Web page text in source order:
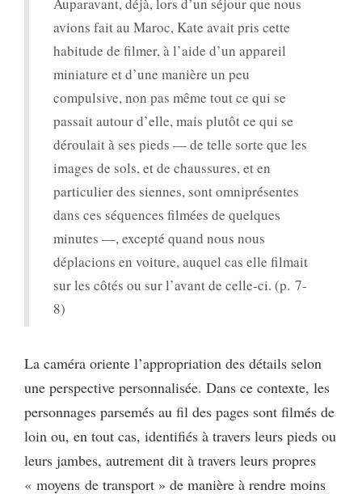
avions fait au Maroc, Kate avait pris cette
habitude de filmer, à l’aide d’un appareil
miniature et d’une manière un peu
compulsive, non pas même tout ce qui se
passait autour d’elle, mais plutôt ce qui se
déroulait à ses pieds — de telle sorte que les
images de sols, et de chaussures, et en
particulier des siennes, sont omniprésentes
dans ces séquences filmées de quelques
minutes —, excepté quand nous nous
déplacions en voiture, auquel cas elle filmait
sur les côtés ou sur l’avant de celle-ci. (p. 7-
8)
La caméra oriente l’appropriation des détails selon
une perspective personnalisée. Dans ce contexte, les
personnages parsemés au fil des pages sont filmés de
loin ou, en tout cas, identifiés à travers leurs pieds ou
leurs jambes, autrement dit à travers leurs propres
« moyens de transport » de manière à rendre moins